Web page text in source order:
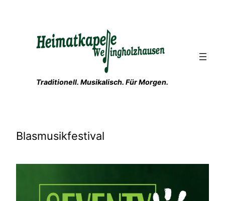
Traditionell. Musikalisch. Für Morgen.
Blasmusikfestival